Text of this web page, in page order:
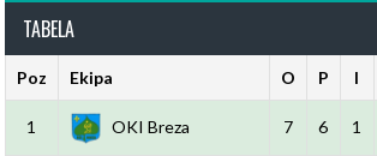
TABELA
Poz Ekipa O P I
1 OKI Breza 7 6 1